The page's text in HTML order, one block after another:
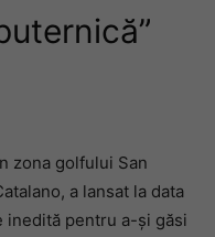
zona golfului San
a lansat la data
inedită pentru a-și găsi